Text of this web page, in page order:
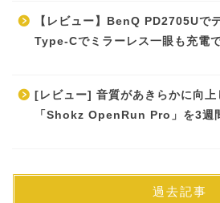
【レビュー】BenQ PD2705Uで
Type-Cでミラーレス一眼も充電
[レビュー] 音質があきらかに向上
「Shokz OpenRun Pro」を3週
過去記事